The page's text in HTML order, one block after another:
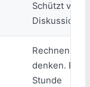
Schützt vor
Rechnen Sie
denken. Ein
Stunde